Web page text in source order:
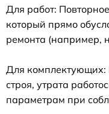
Для работ:
который прямо
ремонта (например,
Для
строя, утрата
параметрам при